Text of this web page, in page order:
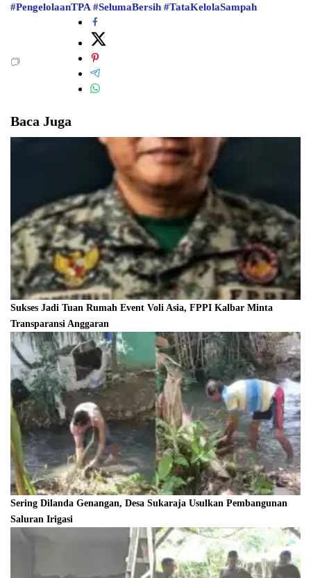
#PengelolaanTPA #SelumaBersih #TataKelolaSampah
Baca Juga
Sukses Jadi Tuan Rumah Event Voli Asia, FPPI Kalbar Minta
Transparansi Anggaran
Sering Dilanda Genangan, Desa Sukaraja Usulkan Pembangunan
Saluran Irigasi